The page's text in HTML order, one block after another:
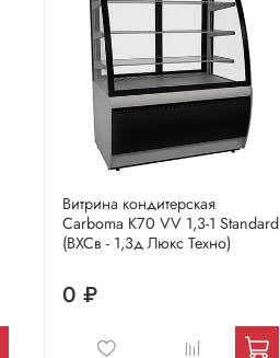
Витрина кондитерская
Carboma K70 VV 1,3-1 Standard
(ВХСв - 1,3д Люкс Техно)
0 ₽